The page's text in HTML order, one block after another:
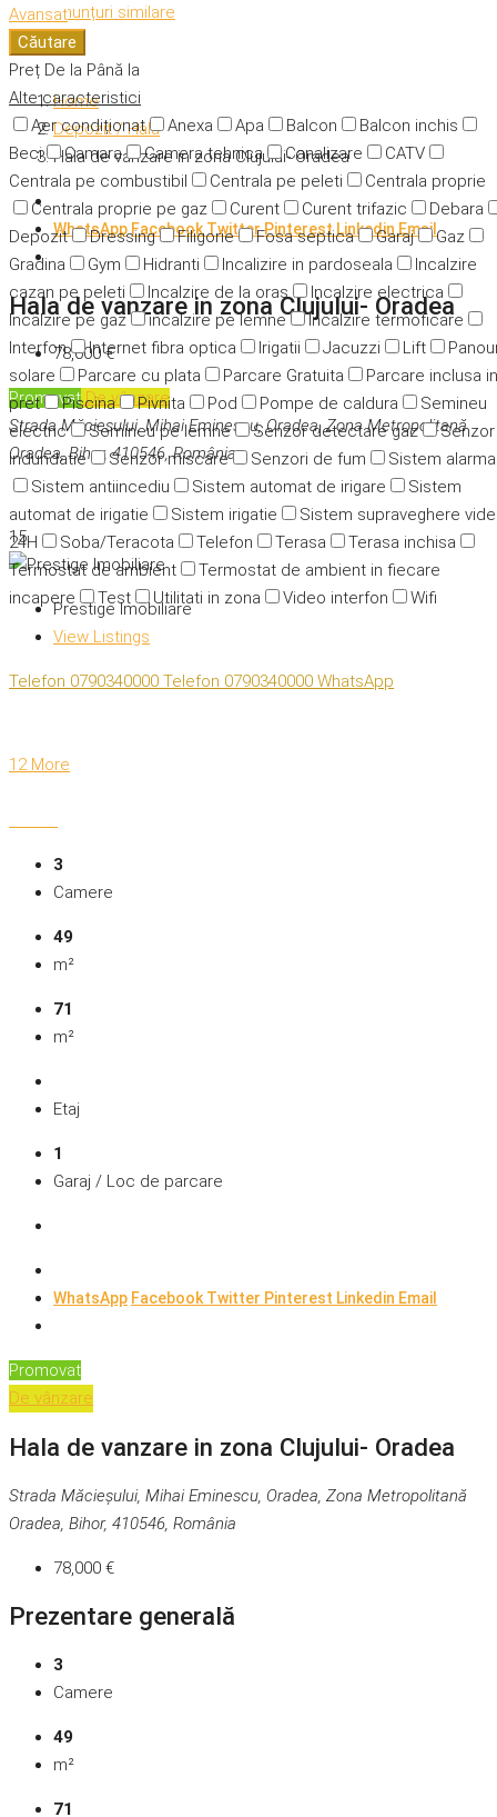
Avansat
Căutare
Preț De la Până la
Alte caracteristici
Aer condiționat
Anexa Apa Balcon
Balcon inchis
Beci
Camara Camera tehnica Canalizare
CATV
Centrala pe combustibil
Centrala pe peleti
Centrala proprie
Centrala proprie pe gaz
Curent Curent trifazic
Debara
Depozit
Dressing Filigorie Fosa septica Garaj
Gaz
Gradina
Gym Hidranti Incalizire in pardoseala
Incalzire
cazan pe peleti
Incalzire de la oras
Incalzire electrica
Incalzire pe gaz
incalzire pe lemne
Incalzire termoficare
Interfon
Internet fibra optica Irigatii Jacuzzi Lift
solare
Parcare cu plata Parcare Gratuita
Parcare inclusa in
pret
Piscina Pivnita Pod Pompe de caldura
Semineu
electric
Semineu pe lemne Senzor detectare gaz
Senzor
indundatie
Senzor miscare Senzori de fum
Sistem alarma
Sistem antiincediu
Sistem automat de irigare
Sistem
automat de irigatie
Sistem irigatie
Sistem supraveghere
24H
Soba/Teracota Telefon Terasa
Terasa inchisa
Termostat de ambient
Termostat de ambient in fiecare
incapere
Test Utilitati in zona Video interfon Wifi
Anunțuri similare
Home
Depozit / Hala
Hala de vanzare in zona Clujului- Oradea
WhatsApp Facebook TwitterPinterest Linkedin Email
Hala de vanzare in zona Clujului- Oradea
78,000 €
PromovatDe vânzare
Strada Măcieșului, Mihai Eminescu, Oradea, Zona Metropolitană
Oradea, Bihor, 410546, România
15
Prestige Imobiliare
View Listings
Telefon 0790340000 Telefon 0790340000 WhatsApp
12 More
3
Camere
49
m²
71
m²
Etaj
1
Garaj / Loc de parcare
WhatsApp FacebookTwitter Pinterest Linkedin Email
Promovat
De vânzare
Hala de vanzare in zona Clujului- Oradea
Strada Măcieșului, Mihai Eminescu, Oradea, Zona Metropolitană
Oradea, Bihor, 410546, România
78,000 €
Prezentare generală
3
Camere
49
m²
71